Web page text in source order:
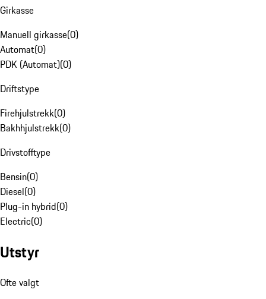
Girkasse
Manuell girkasse(0)
Automat(0)
PDK (Automat)(0)
Driftstype
Firehjulstrekk(0)
Bakhhjulstrekk(0)
Drivstofftype
Bensin(0)
Diesel(0)
Plug-in hybrid(0)
Electric(0)
Utstyr
Ofte valgt